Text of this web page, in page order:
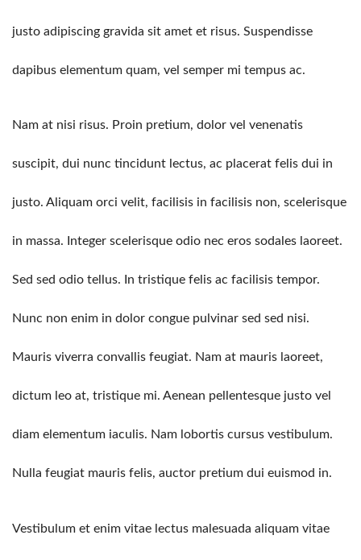
justo adipiscing gravida sit amet et risus. Suspendisse
dapibus elementum quam, vel semper mi tempus ac.
Nam at nisi risus. Proin pretium, dolor vel venenatis
suscipit, dui nunc tincidunt lectus, ac placerat felis dui in
justo. Aliquam orci velit, facilisis in facilisis non, scelerisque
in massa. Integer scelerisque odio nec eros sodales laoreet.
Sed sed odio tellus. In tristique felis ac facilisis tempor.
Nunc non enim in dolor congue pulvinar sed sed nisi.
Mauris viverra convallis feugiat. Nam at mauris laoreet,
dictum leo at, tristique mi. Aenean pellentesque justo vel
diam elementum iaculis. Nam lobortis cursus vestibulum.
Nulla feugiat mauris felis, auctor pretium dui euismod in.
Vestibulum et enim vitae lectus malesuada aliquam vitae